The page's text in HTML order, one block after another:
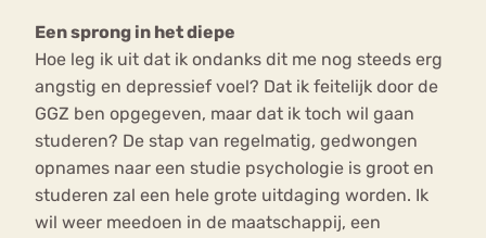
Een sprong in het diepe
Hoe leg ik uit dat ik ondanks dit me nog steeds erg
angstig en depressief voel? Dat ik feitelijk door de
GGZ ben opgegeven, maar dat ik toch wil gaan
studeren? De stap van regelmatig, gedwongen
opnames naar een studie psychologie is groot en
studeren zal een hele grote uitdaging worden. Ik
wil weer meedoen in de maatschappij, een